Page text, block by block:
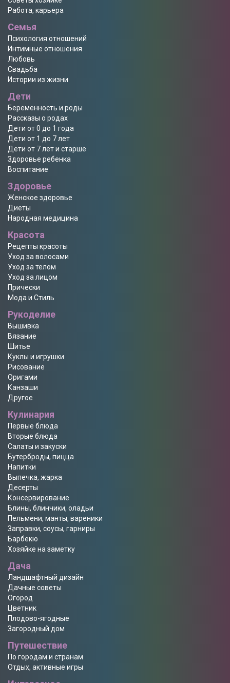
Работа, карьера
Семья
Психология отношений
Интимные отношения
Любовь
Свадьба
Истории из жизни
Дети
Беременность и роды
Рассказы о родах
Дети от 0 до 1 года
Дети от 1 до 7 лет
Дети от 7 лет и старше
Здоровье ребенка
Воспитание
Здоровье
Женское здоровье
Диеты
Народная медицина
Красота
Рецепты красоты
Уход за волосами
Уход за телом
Уход за лицом
Прически
Мода и Стиль
Рукоделие
Вышивка
Вязание
Шитье
Куклы и игрушки
Рисование
Оригами
Канзаши
Другое
Кулинария
Первые блюда
Вторые блюда
Салаты и закуски
Бутерброды, пицца
Напитки
Выпечка, жарка
Десерты
Консервирование
Блины, блинчики, оладьи
Пельмени, манты, вареники
Заправки, соусы, гарниры
Барбекю
Хозяйке на заметку
Дача
Ландшафтный дизайн
Дачные советы
Огород
Цветник
Плодово-ягодные
Загородный дом
Путешествие
По городам и странам
Отдых, активные игры